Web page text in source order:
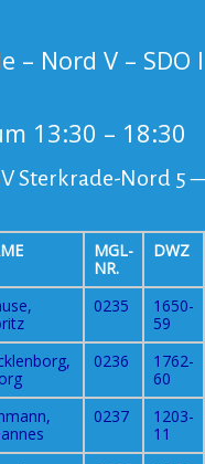
– Nord V – SDO
13:30 – 18:30
Sterkrade-Nord 5
MGL-
NR.
DWZ
0235
1650-
59
0236
1762-
60
0237
1203-
11